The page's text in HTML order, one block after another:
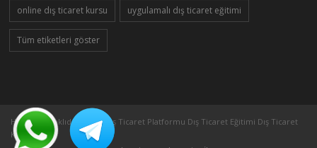
online dış ticaret kursu uygulamalı dış ticaret eğitimi
Tüm etiketleri göster
Her Hakkı Saklıdır ©2005 Dış Ticaret Platformu Dış Ticaret Eğitimi Dış Ticaret
Kursu